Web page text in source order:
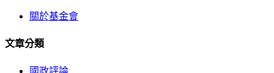
關於基金會
文章分類